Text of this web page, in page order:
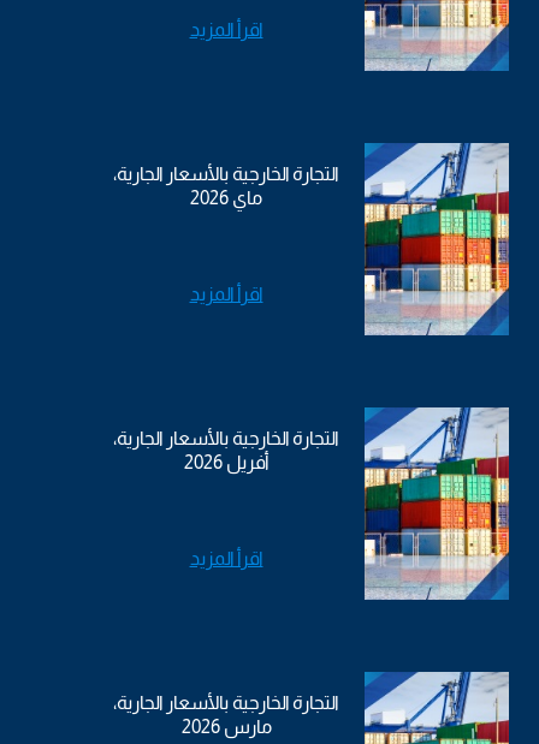
اقرأ المزيد
التجارة الخارجية بالأسعار الجارية،
ماي 2026
اقرأ المزيد
التجارة الخارجية بالأسعار الجارية،
أفريل 2026
اقرأ المزيد
التجارة الخارجية بالأسعار الجارية،
مارس 2026